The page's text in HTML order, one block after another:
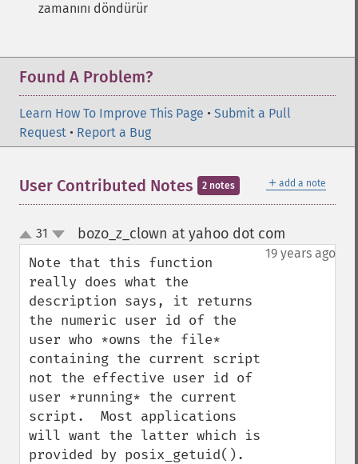
zamanını döndürür
Found A Problem?
Learn How To Improve This Page • Submit a Pull
Request • Report a Bug
＋ add a note
User Contributed Notes 2 notes
up
down
31 bozo_z_clown at yahoo dot com
19 years ago
Note that this function
really does what the
description says, it returns
the numeric user id of the
user who *owns the file*
containing the current script
not the effective user id of
user *running* the current
script.  Most applications
will want the latter which is
provided by posix_getuid().